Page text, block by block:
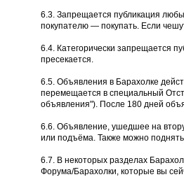
6.3. Запрещается публикация
покупателю — покупать. Если
6.4. Категорически запрещается
пресекается.
6.5. Объявления в Барахолке
перемещается в специальный
объявления"). После 180 дней
6.6. Объявление, ушедшее на
или подъёма. Также можно
6.7. В некоторых разделах
Форума/Барахолки, которые вы